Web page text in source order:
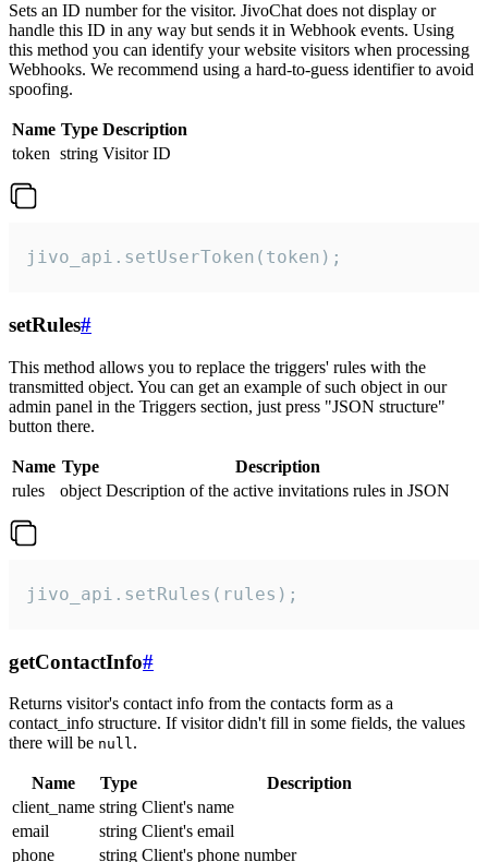
Sets an ID number for the visitor. JivoChat does not display or
handle this ID in any way but sends it in Webhook events. Using
this method you can identify your website visitors when processing
Webhooks. We recommend using a hard-to-guess identifier to avoid
spoofing.
Name Type Description
token string Visitor ID
jivo_api.setUserToken(token);
setRules#
This method allows you to replace the triggers' rules with the
transmitted object. You can get an example of such object in our
admin panel in the Triggers section, just press "JSON structure"
button there.
Name Type
Description
rules
object Description of the active invitations rules in JSON
jivo_api.setRules(rules);
getContactInfo#
Returns visitor's contact info from the contacts form as a
contact_info structure. If visitor didn't fill in some fields, the values
there will be null.
Name Type
Description
client_name string Client's name
email
string Client's email
phone
string Client's phone number